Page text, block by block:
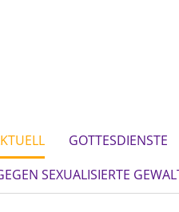
GOTTESDIENSTE
SEXUALISIERTE